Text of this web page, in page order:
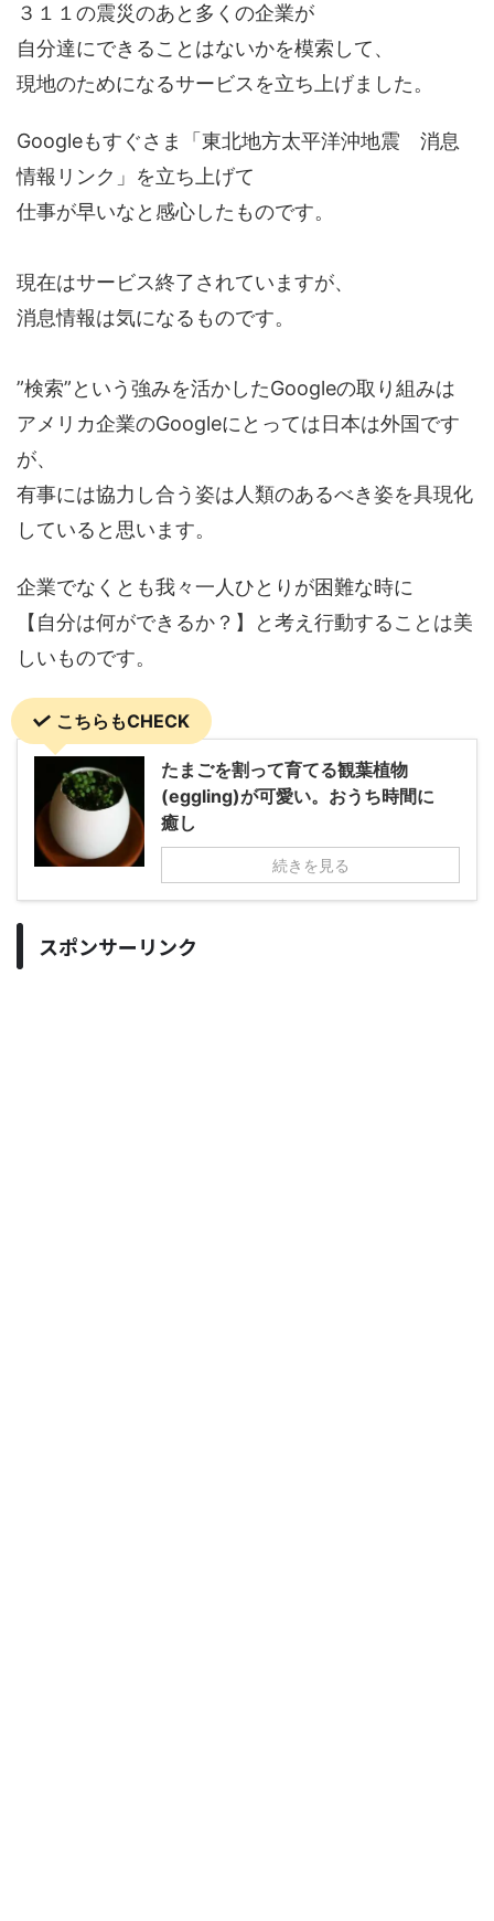
３１１の震災のあと多くの企業が
自分達にできることはないかを模索して、
現地のためになるサービスを立ち上げました。
Googleもすぐさま「東北地方太平洋沖地震 消息
情報リンク」を立ち上げて
仕事が早いなと感心したものです。
現在はサービス終了されていますが、
消息情報は気になるものです。
”検索”という強みを活かしたGoogleの取り組みは
アメリカ企業のGoogleにとっては日本は外国です
が、
有事には協力し合う姿は人類のあるべき姿を具現化
していると思います。
企業でなくとも我々一人ひとりが困難な時に
【自分は何ができるか？】と考え行動することは美
しいものです。
こちらもCHECK
たまごを割って育てる観葉植物
(eggling)が可愛い。おうち時間に
癒し
続きを見る
スポンサーリンク